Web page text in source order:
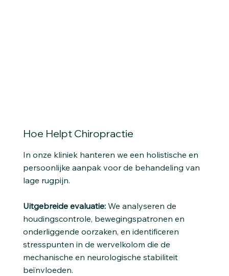
Hoe Helpt Chiropractie
In onze kliniek hanteren we een holistische en
persoonlijke aanpak voor de behandeling van
lage rugpijn.
Uitgebreide evaluatie:We analyseren de
houdingscontrole, bewegingspatronen en
onderliggende oorzaken, en identificeren
stresspunten in de wervelkolom die de
mechanische en neurologische stabiliteit
beïnvloeden.